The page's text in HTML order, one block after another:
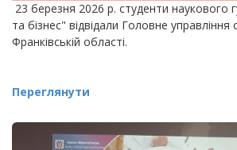
23 березня 2026 р. студенти наукового
та бізнес" відвідали Головне управління
Франківській області.
Переглянути